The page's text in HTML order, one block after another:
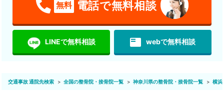
無料 電話で無料相談
LINEで無料相談 featured_play_list webで無料相談
交通事故 通院先検索 全国の整骨院・接骨院一覧 神奈川県の整骨院・接骨院一覧 横浜